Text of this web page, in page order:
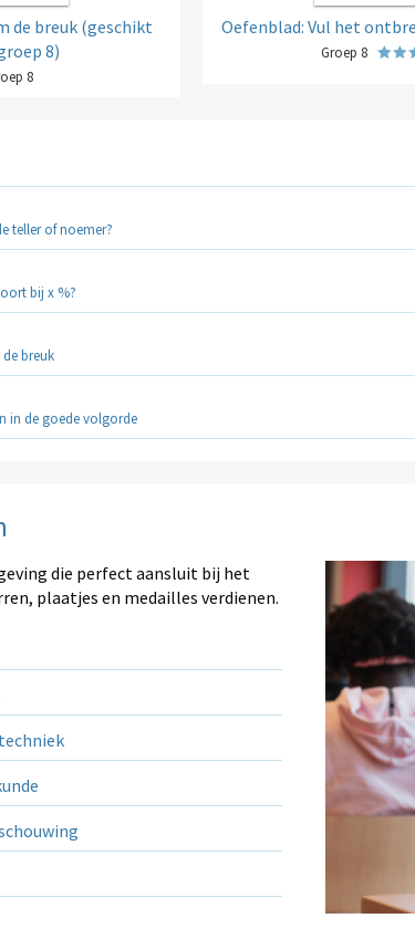
de breuk (geschikt
8)
8
Oefenblad: Vul het
Groep 8
teller of noemer?
bij x %?
breuk
in de goede volgorde
die perfect aansluit bij het
plaatjes en medailles verdienen.